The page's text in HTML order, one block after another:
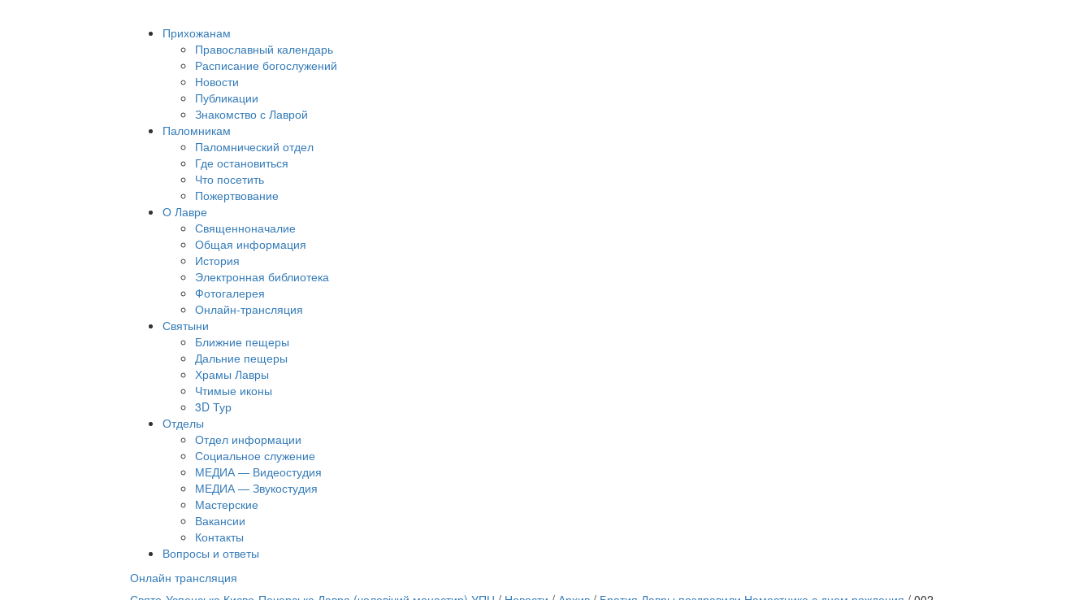
Прихожанам
Православный календарь
Расписание богослужений
Новости
Публикации
Знакомство с Лаврой
Паломникам
Паломнический отдел
Где остановиться
Что посетить
Пожертвование
О Лавре
Священноначалие
Общая информация
История
Электронная библиотека
Фотогалерея
Онлайн-трансляция
Святыни
Ближние пещеры
Дальние пещеры
Храмы Лавры
Чтимые иконы
3D Тур
Отделы
Отдел информации
Социальное служение
МЕДИА — Видеостудия
МЕДИА — Звукостудия
Мастерские
Вакансии
Контакты
Вопросы и ответы
Онлайн трансляция
12 сентября